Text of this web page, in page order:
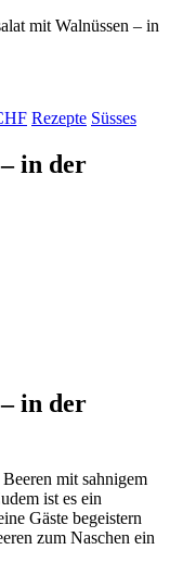
mit Walnüssen – in
Rezepte Süsses
in der
in der
mit sahnigem
ist es ein
Gäste begeistern
zum Naschen ein